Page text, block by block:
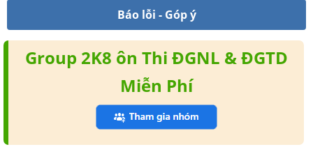
Báo lỗi - Góp ý
Group 2K8 ôn Thi ĐGNL & ĐGTD
Miễn Phí